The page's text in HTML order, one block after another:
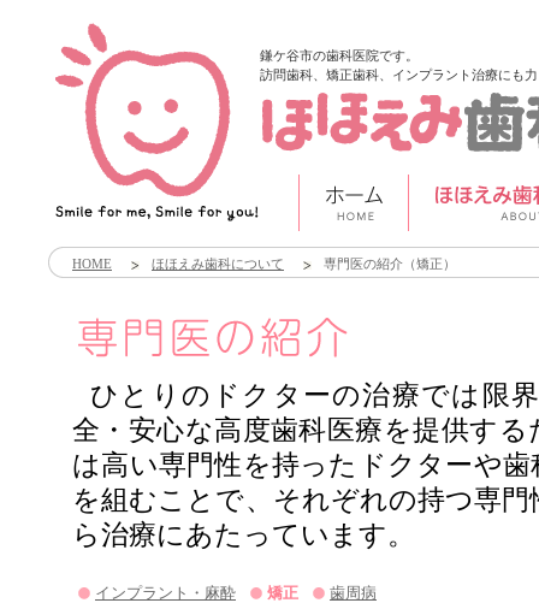
鎌ケ谷市の歯科医院です。
訪問歯科、矯正歯科、インプラント治療にも
HOME ほほえみ歯科について 専門医の紹介（矯正）
ひとりのドクターの治療では限
全・安心な高度歯科医療を提供す
は高い専門性を持ったドクターや
を組むことで、それぞれの持つ専
ら治療にあたっています。
インプラント・麻酔 矯正 歯周病